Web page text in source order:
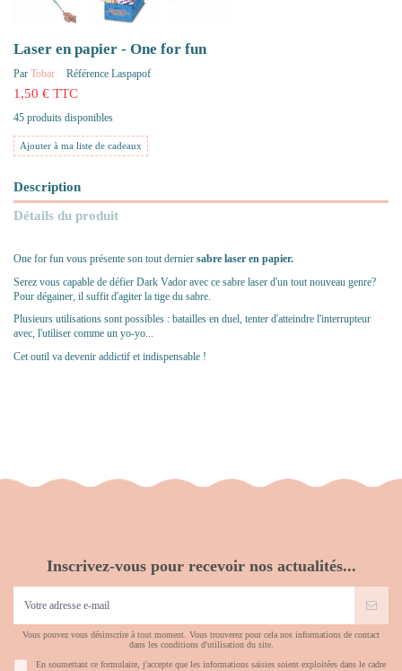
Laser en papier - One for fun
Par Tobar Référence Laspapof
1,50 € TTC
45 produits disponibles
Ajouter à ma liste de cadeaux
Description
Détails du produit
One for fun vous présente son tout dernier sabre laser en papier.
Serez vous capable de défier Dark Vador avec ce sabre laser d'un tout nouveau genre?
Pour dégainer, il suffit d'agiter la tige du sabre.
Plusieurs utilisations sont possibles : batailles en duel, tenter d'atteindre l'interrupteur
avec, l'utiliser comme un yo-yo...
Cet outil va devenir addictif et indispensable !
Inscrivez-vous pour recevoir nos actualités...
Vous pouvez vous désinscrire à tout moment. Vous trouverez pour cela nos informations de contact
dans les conditions d'utilisation du site.
En soumettant ce formulaire, j'accepte que les informations saisies soient exploitées dans le cadre